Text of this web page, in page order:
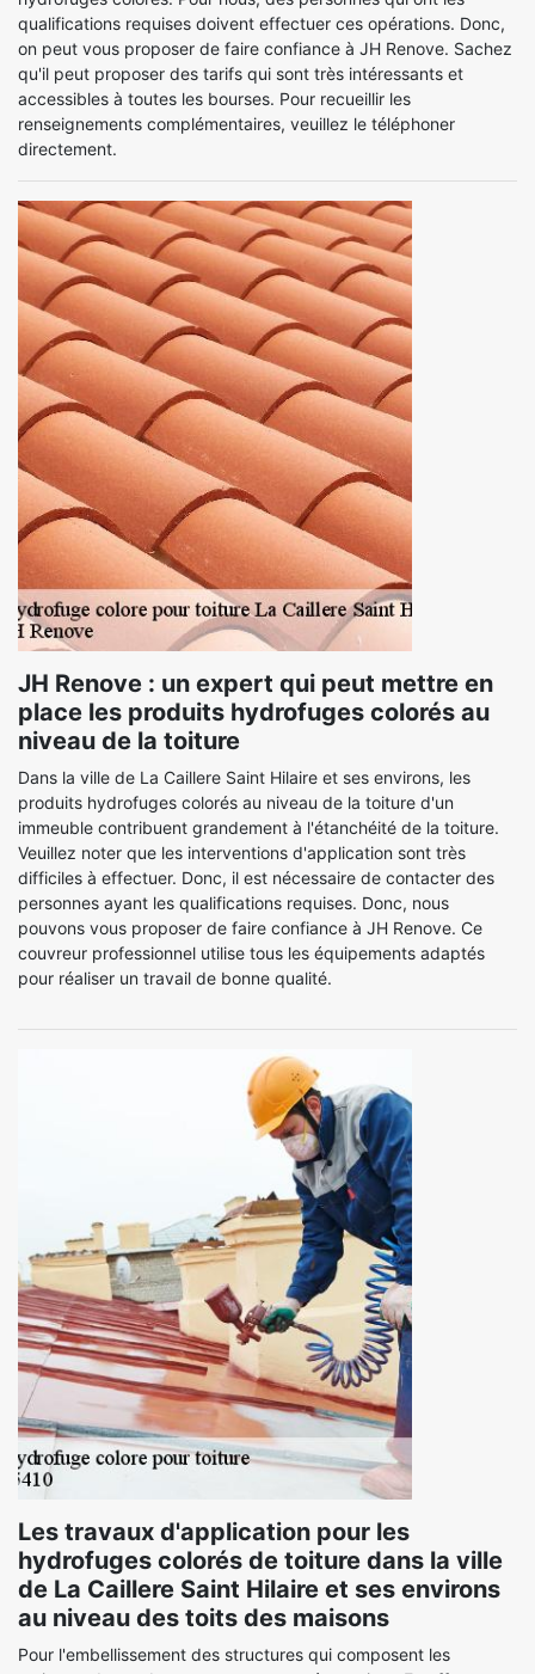
qualifications requises doivent effectuer ces opérations. Donc,
on peut vous proposer de faire confiance à JH Renove. Sachez
qu'il peut proposer des tarifs qui sont très intéressants et
accessibles à toutes les bourses. Pour recueillir les
renseignements complémentaires, veuillez le téléphoner
directement.
JH Renove : un expert qui peut mettre en
place les produits hydrofuges colorés au
niveau de la toiture
Dans la ville de La Caillere Saint Hilaire et ses environs, les
produits hydrofuges colorés au niveau de la toiture d'un
immeuble contribuent grandement à l'étanchéité de la toiture.
Veuillez noter que les interventions d'application sont très
difficiles à effectuer. Donc, il est nécessaire de contacter des
personnes ayant les qualifications requises. Donc, nous
pouvons vous proposer de faire confiance à JH Renove. Ce
couvreur professionnel utilise tous les équipements adaptés
pour réaliser un travail de bonne qualité.
Les travaux d'application pour les
hydrofuges colorés de toiture dans la ville
de La Caillere Saint Hilaire et ses environs
au niveau des toits des maisons
Pour l'embellissement des structures qui composent les